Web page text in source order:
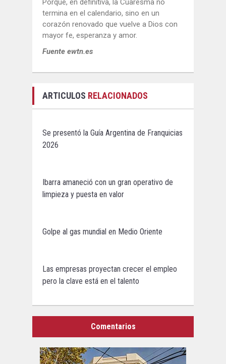
Porque, en definitiva, la Cuaresma no
termina en el calendario, sino en un
corazón renovado que vuelve a Dios con
mayor fe, esperanza y amor.
Fuente ewtn.es
ARTICULOS RELACIONADOS
Se presentó la Guía Argentina de Franquicias
2026
Ibarra amaneció con un gran operativo de
limpieza y puesta en valor
Golpe al gas mundial en Medio Oriente
Las empresas proyectan crecer el empleo
pero la clave está en el talento
Comentarios